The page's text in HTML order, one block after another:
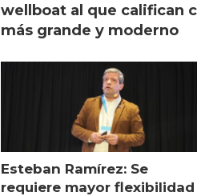
wellboat al que califican
más grande y moderno
Esteban Ramírez: Se
requiere mayor flexibilidad